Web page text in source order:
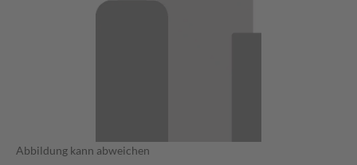
Abbildung kann abweichen